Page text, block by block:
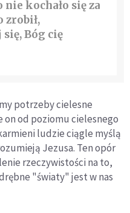
kochało się za
zrobił,
Bóg cię
potrzeby cielesne
on od poziomu cielesnego
ludzie ciągle myślą
Jezusa. Ten opór
rzeczywistości na to,
"światy" jest w nas